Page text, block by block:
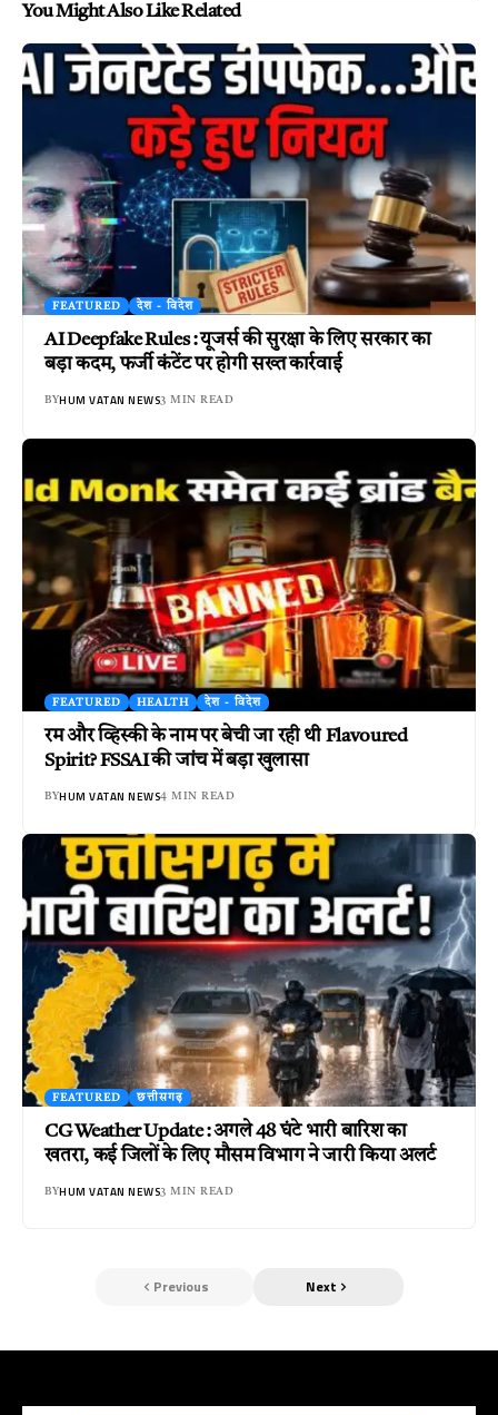
You Might Also Like Related
FEATURED देश - विदेश
AI Deepfake Rules : यूजर्स की सुरक्षा के लिए सरकार का
बड़ा कदम, फर्जी कंटेंट पर होगी सख्त कार्रवाई
BYHUM VATAN NEWS3 MIN READ
FEATURED HEALTH देश - विदेश
रम और व्हिस्की के नाम पर बेची जा रही थी Flavoured
Spirit? FSSAI की जांच में बड़ा खुलासा
BYHUM VATAN NEWS4 MIN READ
FEATURED छत्तीसगढ़
CG Weather Update : अगले 48 घंटे भारी बारिश का
खतरा, कई जिलों के लिए मौसम विभाग ने जारी किया अलर्ट
BYHUM VATAN NEWS3 MIN READ
Previous Next